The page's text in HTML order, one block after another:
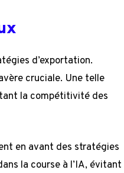
d’exportation.
cruciale. Une telle
la compétitivité des
en avant des stratégies
la course à l’IA, évitant